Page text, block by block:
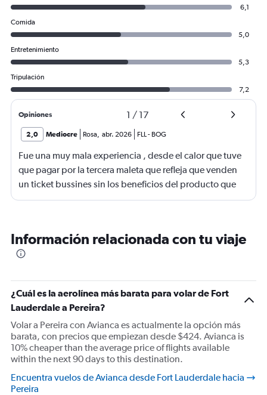
6,1
Comida
5,0
Entretenimiento
5,3
Tripulación
7,2
Opiniones 1 / 17
2,0 Mediocre Rosa, abr. 2026 FLL- BOG
Fue una muy mala experiencia , desde el calor que tuve
que pagar por la tercera maleta que refleja que venden
un ticket bussines sin los beneficios del producto que
ofrecen . Uno va sentado todo el vuelo , no es bussines ,
Información relacionada con tu viaje
¿Cuál es la aerolínea más barata para volar de Fort
Lauderdale a Pereira?
Volar a Pereira con Avianca es actualmente la opción más
barata, con precios que empiezan desde $424. Avianca is
10% cheaper than the average price of flights available
within the next 90 days to this destination.
Encuentra vuelos de Avianca desde Fort Lauderdale hacia
Pereira